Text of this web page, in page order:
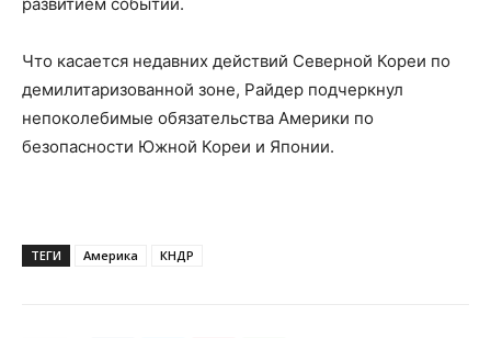
Что касается недавних действий Северной Кореи по
демилитаризованной зоне, Райдер подчеркнул
непоколебимые обязательства Америки по
безопасности Южной Кореи и Японии.
ТЕГИ Америка КНДР